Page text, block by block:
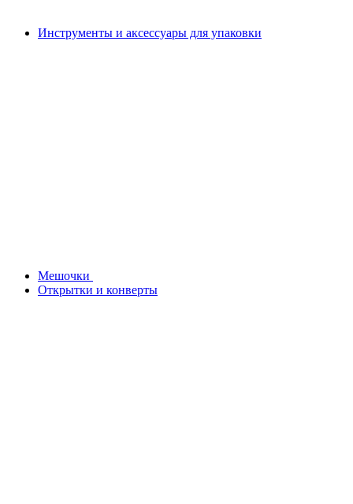
Инструменты и аксессуары для упаковки
Мешочки
Открытки и конверты